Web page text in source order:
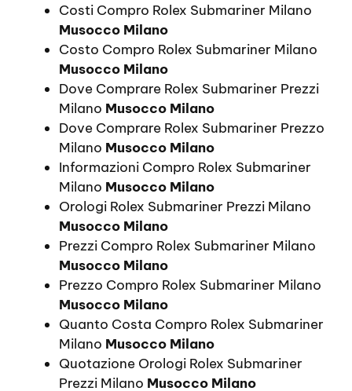
Costi Compro Rolex Submariner Milano
Musocco Milano
Costo Compro Rolex Submariner Milano
Musocco Milano
Dove Comprare Rolex Submariner Prezzi
Milano Musocco Milano
Dove Comprare Rolex Submariner Prezzo
Milano Musocco Milano
Informazioni Compro Rolex Submariner
Milano Musocco Milano
Orologi Rolex Submariner Prezzi Milano
Musocco Milano
Prezzi Compro Rolex Submariner Milano
Musocco Milano
Prezzo Compro Rolex Submariner Milano
Musocco Milano
Quanto Costa Compro Rolex Submariner
Milano Musocco Milano
Quotazione Orologi Rolex Submariner
Prezzi Milano Musocco Milano